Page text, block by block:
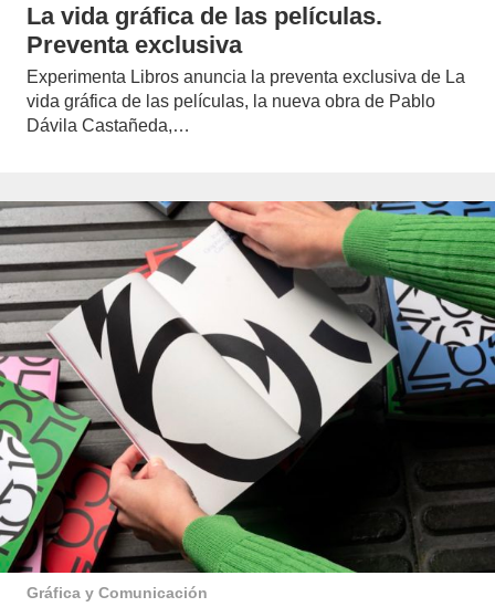
La vida gráfica de las películas.
Preventa exclusiva
Experimenta Libros anuncia la preventa exclusiva de La
vida gráfica de las películas, la nueva obra de Pablo
Dávila Castañeda,…
Gráfica y Comunicación